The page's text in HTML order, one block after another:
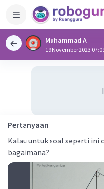
Muhammad A
19 November 2023
Pertanyaan
Kalau untuk soal seperti ini
bagaimana?